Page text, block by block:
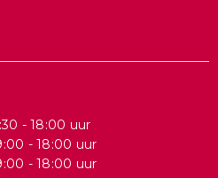
- 18:00 uur
- 18:00 uur
- 18:00 uur